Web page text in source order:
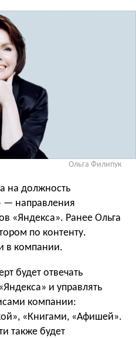
Ольга Филипук
на должность
— направления
«Яндекса». Ранее Ольга
по контенту.
в компании.
будет отвечать
и управлять
компании:
«Книгами, «Афишей».
также будет